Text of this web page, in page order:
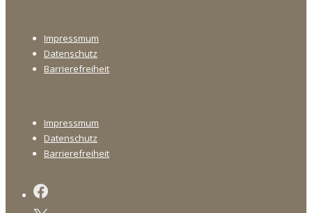
MenüImpressmum
Datenschutz
Barrierefreiheit
MenüImpressmum
Datenschutz
Barrierefreiheit